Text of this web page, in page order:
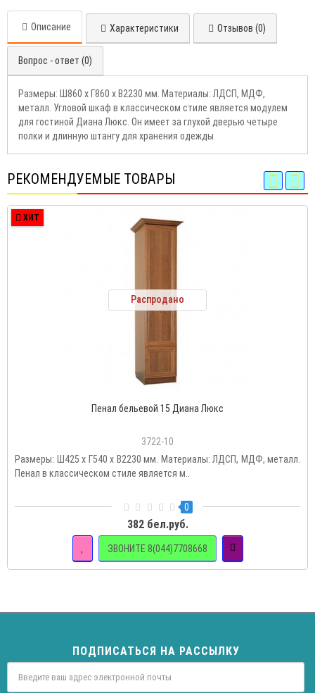
Описание Характеристики Отзывов (0)
Вопрос - ответ (0)
Размеры: Ш860 х Г860 х В2230 мм. Материалы: ЛДСП, МДФ,
металл. Угловой шкаф в классическом стиле является модулем
для гостиной Диана Люкс. Он имеет за глухой дверью четыре
полки и длинную штангу для хранения одежды.
РЕКОМЕНДУЕМЫЕ ТОВАРЫ
ХИТ
Распродано
Пенал бельевой 15 Диана Люкс
3722-10
Размеры: Ш425 х Г540 х В2230 мм. Материалы: ЛДСП, МДФ, металл.
Пенал в классическом стиле является м..
0
382 бел.руб.
ЗВОНИТЕ 8(044)7708668
ПОДПИСАТЬСЯ НА РАССЫЛКУ